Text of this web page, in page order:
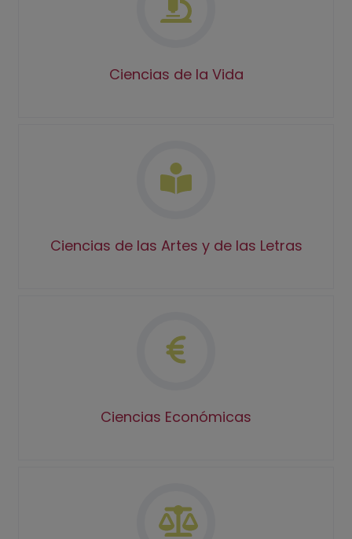
Ciencias de la Vida
Ciencias de las Artes y de las Letras
Ciencias Económicas